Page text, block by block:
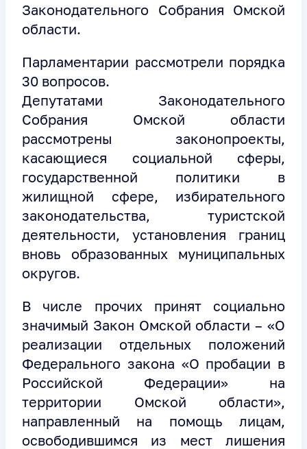
Законодательного Собрания Омской
области.
Парламентарии рассмотрели порядка
30 вопросов.
Депутатами Законодательного
Собрания Омской области
рассмотрены законопроекты,
касающиеся социальной сферы,
государственной политики в
жилищной сфере, избирательного
законодательства, туристской
деятельности, установления границ
вновь образованных муниципальных
округов.
В числе прочих принят социально
значимый Закон Омской области – «О
реализации отдельных положений
Федерального закона «О пробации в
Российской Федерации» на
территории Омской области»,
направленный на помощь лицам,
освободившимся из мест лишения